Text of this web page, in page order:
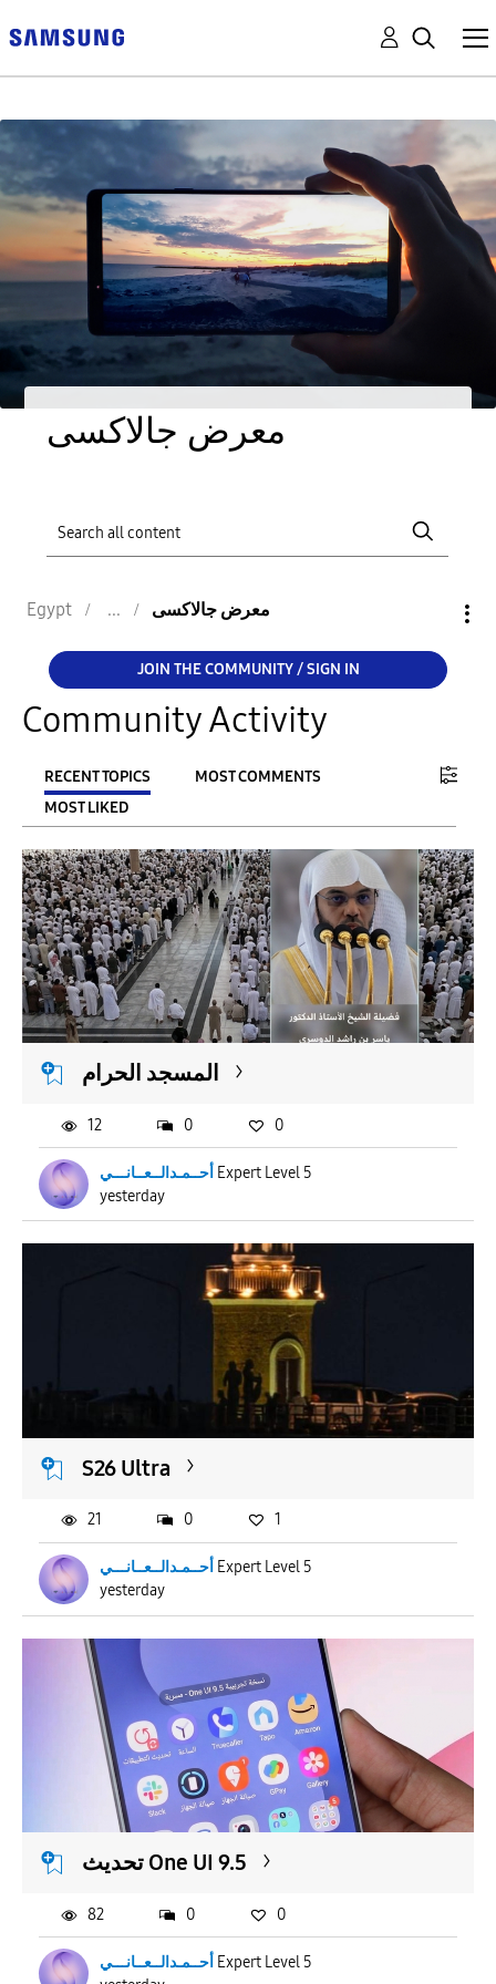
معرض جالاكسى
Egypt معرض جالاكسى
JOIN THE COMMUNITY / SIGN IN
Community Activity
RECENT TOPICS
MOST COMMENTS
MOST LIKED
FILTER:
From
To
APPLY
المسجد الحرام
أحــمـدالــعــانـــي Expert Level 5
yesterday
12 0 0
S26 Ultra
أحــمـدالــعــانـــي Expert Level 5
yesterday
21 0 1
تحديث One UI 9.5
أحــمـدالــعــانـــي Expert Level 5
82 0 0